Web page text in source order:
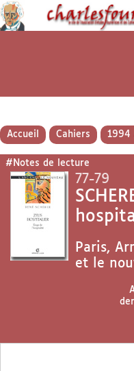
Accueil Cahiers 1994
#Notes de lecture
77-79
Paris,
et le